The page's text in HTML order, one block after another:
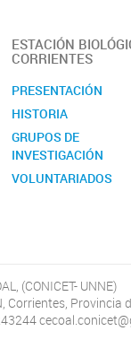
LABORATORIOS
ESTACIÓN
CORRIENTES
PRESENTACIÓN
HISTORIA
GRUPOS DE
INVESTIGACIÓN
VOLUNTARIADOS
(CONICET- UNNE)
Corrientes, Provincia